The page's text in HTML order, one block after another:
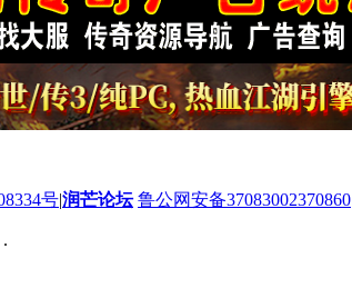
号|润芒论坛 鲁公网安备37083002370860